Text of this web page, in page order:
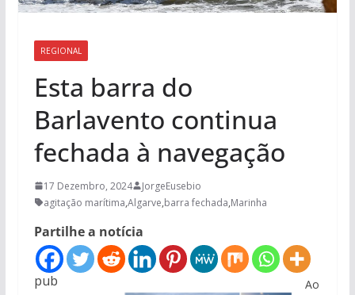
REGIONAL
Esta barra do
Barlavento continua
fechada à navegação
17 Dezembro, 2024
JorgeEusebio
agitação marítima,Algarve,barra fechada,Marinha
Partilhe a notícia
pub
Ao